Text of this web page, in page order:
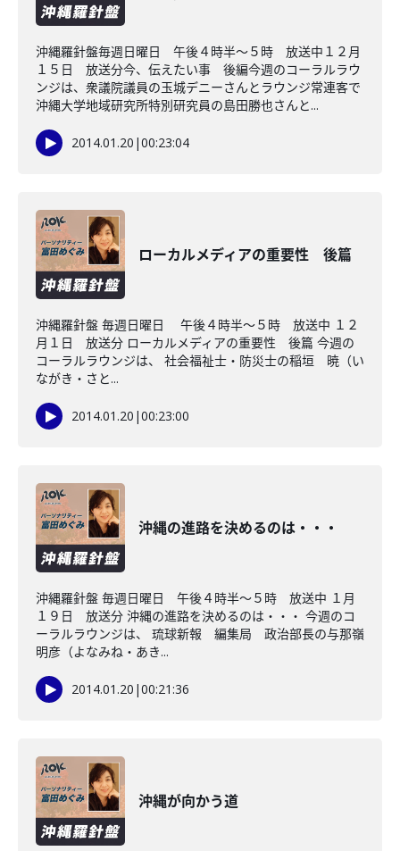
沖縄羅針盤毎週日曜日 午後４時半～５時 放送中１２月
１５日 放送分今、伝えたい事 後編今週のコーラルラウ
ンジは、衆議院議員の玉城デニーさんとラウンジ常連客で
沖縄大学地域研究所特別研究員の島田勝也さんと...
2014.01.20 |00:23:04
ローカルメディアの重要性 後篇
沖縄羅針盤 毎週日曜日 午後４時半～５時 放送中 １２
月１日 放送分 ローカルメディアの重要性 後篇 今週の
コーラルラウンジは、 社会福祉士・防災士の稲垣 暁（い
ながき・さと...
2014.01.20 |00:23:00
沖縄の進路を決めるのは・・・
沖縄羅針盤 毎週日曜日 午後４時半～５時 放送中 １月
１９日 放送分 沖縄の進路を決めるのは・・・ 今週のコ
ーラルラウンジは、 琉球新報 編集局 政治部長の与那嶺
明彦（よなみね・あき...
2014.01.20 |00:21:36
沖縄が向かう道